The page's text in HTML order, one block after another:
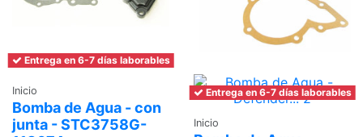
Entrega en 6-7 días laborables
Inicio
Bomba de Agua - con
junta - STC3758G-
Entrega en 6-7 días laborables
Inicio